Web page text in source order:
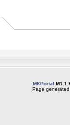
MKPortal M1.1
Page